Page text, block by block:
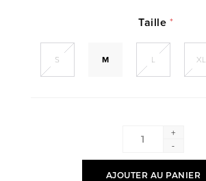
Taille *
S M L XL
+
-
AJOUTER AU PANIER